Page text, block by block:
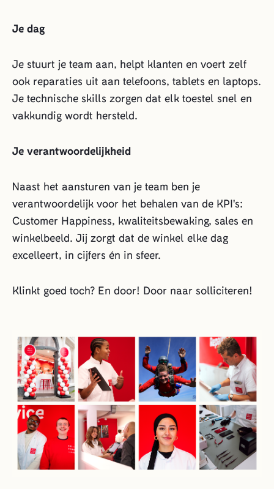
Je dag
Je stuurt je team aan, helpt klanten en voert zelf
ook reparaties uit aan telefoons, tablets en laptops.
Je technische skills zorgen dat elk toestel snel en
vakkundig wordt hersteld.
Je verantwoordelijkheid
Naast het aansturen van je team ben je
verantwoordelijk voor het behalen van de KPI's:
Customer Happiness, kwaliteitsbewaking, sales en
winkelbeeld. Jij zorgt dat de winkel elke dag
excelleert, in cijfers én in sfeer.
Klinkt goed toch? En door! Door naar solliciteren!